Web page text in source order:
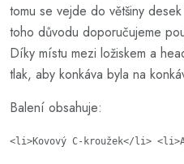
tomu se vejde do většiny
toho důvodu doporučujeme
Díky místu mezi ložiskem a
tlak, aby konkáva byla na
Balení obsahuje:
<li>Kovový C-kroužek</li>